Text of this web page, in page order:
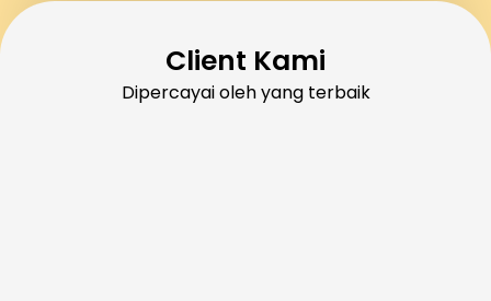
Client Kami
Dipercayai oleh yang terbaik